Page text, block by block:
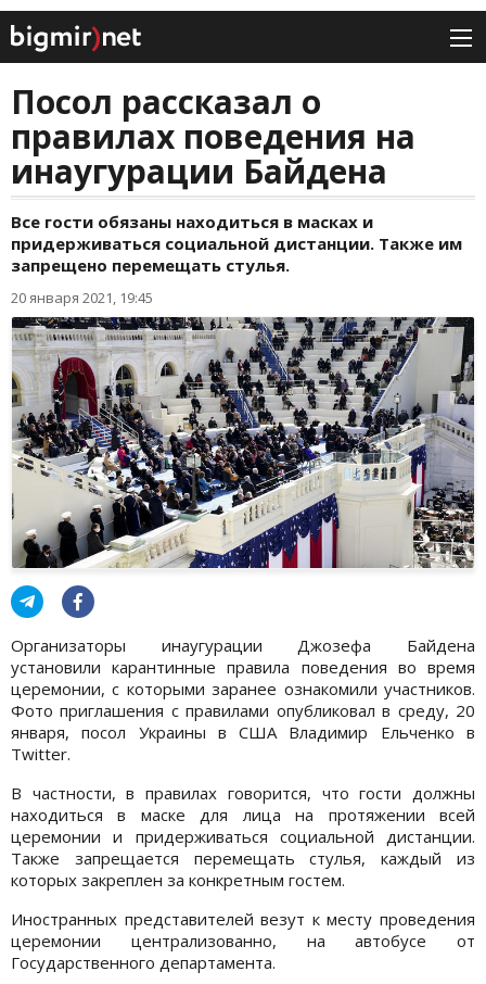
Посол рассказал о
правилах поведения на
инаугурации Байдена
Все гости обязаны находиться в масках и
придерживаться социальной дистанции. Также им
запрещено перемещать стулья.
20 января 2021, 19:45
Организаторы инаугурации Джозефа Байдена
установили карантинные правила поведения во время
церемонии, с которыми заранее ознакомили участников.
Фото приглашения с правилами опубликовал в среду, 20
января, посол Украины в США Владимир Ельченко в
Twitter.
В частности, в правилах говорится, что гости должны
находиться в маске для лица на протяжении всей
церемонии и придерживаться социальной дистанции.
Также запрещается перемещать стулья, каждый из
которых закреплен за конкретным гостем.
Иностранных представителей везут к месту проведения
церемонии централизованно, на автобусе от
Государственного департамента.